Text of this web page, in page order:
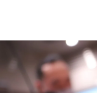
お知らせ
イベント・グッズ
YouTube
会社情報